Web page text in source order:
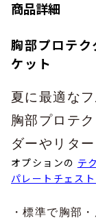
商品詳細
胸部プロテ
ケット
夏に最適な
胸部プロテ
ダーやリタ
オプションの テ
パレートチェス
・標準で胸部